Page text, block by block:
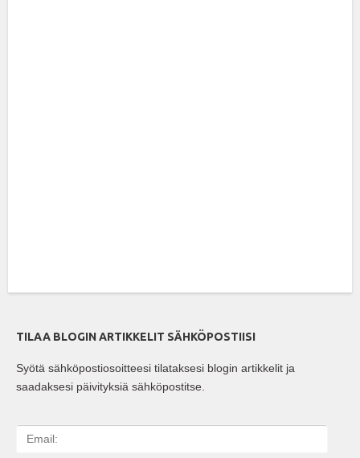
TILAA BLOGIN ARTIKKELIT SÄHKÖPOSTIISI
Syötä sähköpostiosoitteesi tilataksesi blogin artikkelit ja
saadaksesi päivityksiä sähköpostitse.